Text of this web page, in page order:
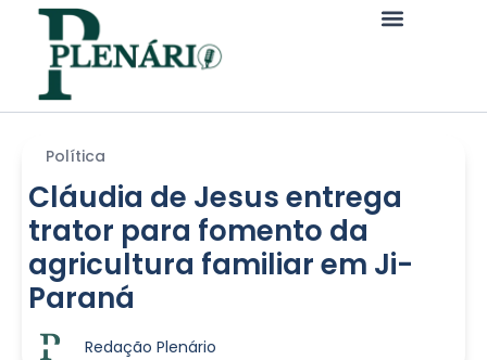
Política
Cláudia de Jesus entrega
trator para fomento da
agricultura familiar em Ji-
Paraná
Redação Plenário